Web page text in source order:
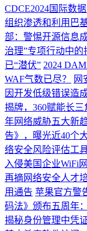
CDCE2024国际数
组织渗透和利用巴
部：警惕开源信息
治理”专项行动中的
已“潜伏” 2024
WAF气数已尽？
网
因开发低级错误造
揭牌，360赋能长
年网络威胁五大新
告》，曝光近40个
络安全风险评估工
入侵美国企业WiFi
再摘网络安全人才
用通告 苹果官方警
码法》颁布五周年
揭秘身份管理中凭